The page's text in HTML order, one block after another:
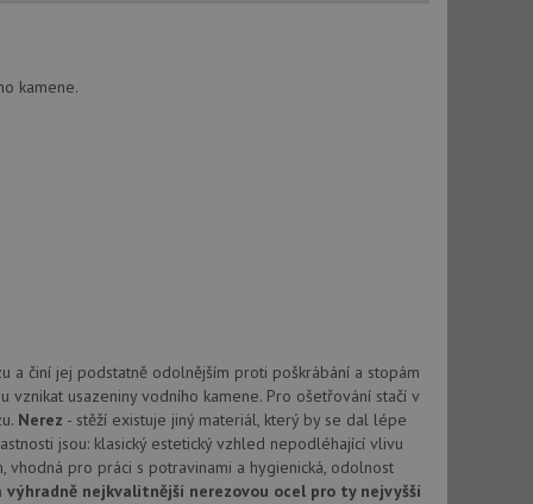
kamene.
činí jej podstatně odolnějším proti poškrábání a stopám
usazeniny vodního kamene. Pro ošetřování stačí v
Nerez - stěží existuje jiný materiál, který by se dal lépe
jsou: klasický estetický vzhled nepodléhající vlivu
pro práci s potravinami a hygienická, odolnost
výhradně nejkvalitnější nerezovou ocel pro ty nejvyšší
k
cookie
požadavku
a
relace.
ochrany
že jejich
Doubleclick a
používá